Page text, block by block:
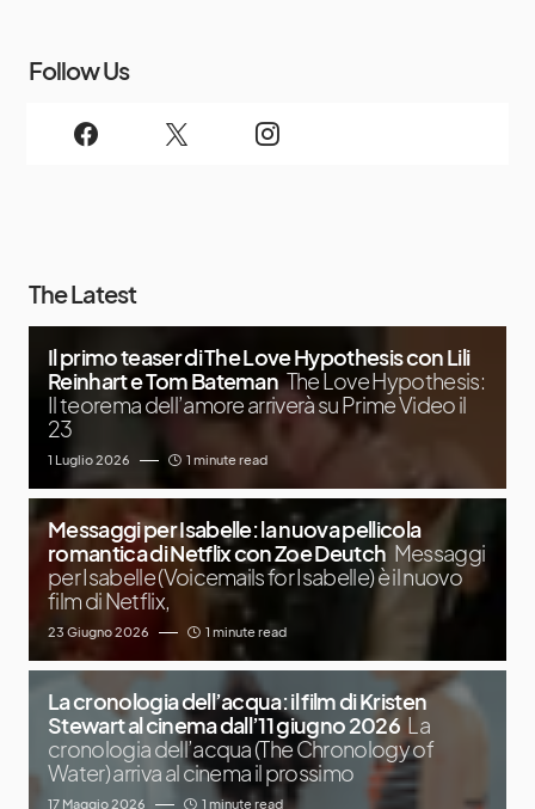
Follow Us
The Latest
Il primo teaser di The Love Hypothesis con Lili
Reinhart e Tom Bateman The Love Hypothesis:
Il teorema dell’amore arriverà su Prime Video il
23
1 Luglio 2026 1 minute read
Messaggi per Isabelle: la nuova pellicola
romantica di Netflix con Zoe Deutch Messaggi
per Isabelle (Voicemails for Isabelle) è il nuovo
film di Netflix,
23 Giugno 2026 1 minute read
La cronologia dell’acqua: il film di Kristen
Stewart al cinema dall’11 giugno 2026 La
cronologia dell’acqua (The Chronology of
Water) arriva al cinema il prossimo
17 Maggio 2026 1 minute read